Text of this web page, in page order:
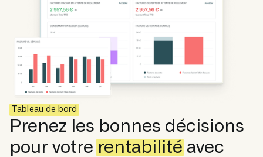
Tableau de bord
Prenez les bonnes décisions
pour votre rentabilité avec